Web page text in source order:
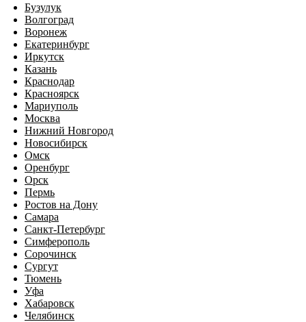
Бузулук
Волгоград
Воронеж
Екатеринбург
Иркутск
Казань
Краснодар
Красноярск
Мариуполь
Москва
Нижний Новгород
Новосибирск
Омск
Оренбург
Орск
Пермь
Ростов на Дону
Самара
Санкт-Петербург
Симферополь
Сорочинск
Сургут
Тюмень
Уфа
Хабаровск
Челябинск